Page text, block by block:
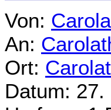
Von:
An:
Ort:
Datum: